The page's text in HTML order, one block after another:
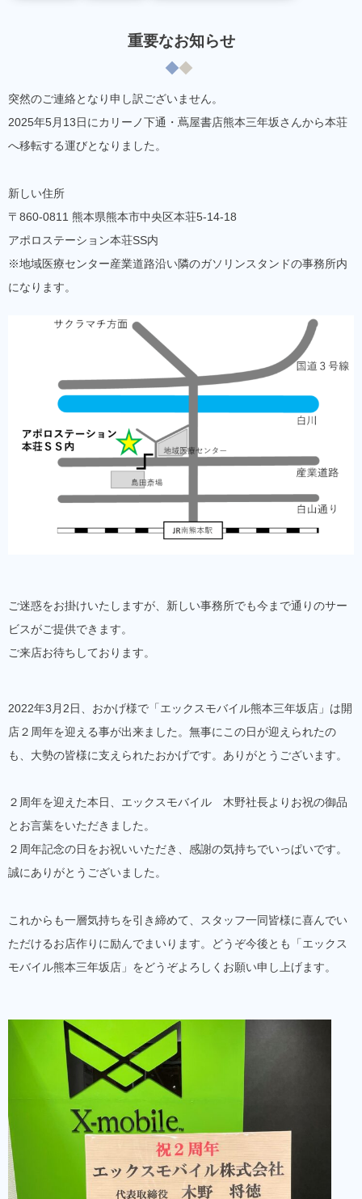
重要なお知らせ
突然のご連絡となり申し訳ございません。
2025年5月13日にカリーノ下通・蔦屋書店熊本三年坂さんから本荘
へ移転する運びとなりました。
新しい住所
〒860-0811 熊本県熊本市中央区本荘5-14-18
アポロステーション本荘SS内
※地域医療センター産業道路沿い隣のガソリンスタンドの事務所内
になります。
ご迷惑をお掛けいたしますが、新しい事務所でも今まで通りのサー
ビスがご提供できます。
ご来店お待ちしております。
2022年3月2日、おかげ様で「エックスモバイル熊本三年坂店」は開
店２周年を迎える事が出来ました。無事にこの日が迎えられたの
も、大勢の皆様に支えられたおかげです。ありがとうございます。
２周年を迎えた本日、エックスモバイル 木野社長よりお祝の御品
とお言葉をいただきました。
２周年記念の日をお祝いいただき、感謝の気持ちでいっぱいです。
誠にありがとうございました。
これからも一層気持ちを引き締めて、スタッフ一同皆様に喜んでい
ただけるお店作りに励んでまいります。どうぞ今後とも「エックス
モバイル熊本三年坂店」をどうぞよろしくお願い申し上げます。